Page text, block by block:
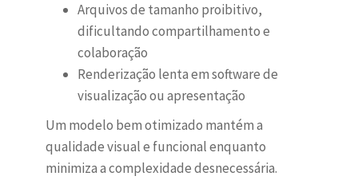
Arquivos de tamanho proibitivo,
dificultando compartilhamento e
colaboração
Renderização lenta em software de
visualização ou apresentação
Um modelo bem otimizado mantém a
qualidade visual e funcional enquanto
minimiza a complexidade desnecessária.